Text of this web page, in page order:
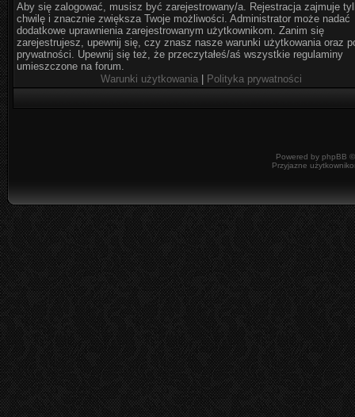
Aby się zalogować, musisz być zarejestrowany/a. Rejestracja zajmuje
chwilę i znacznie zwiększa Twoje możliwości. Administrator może nadać
dodatkowe uprawnienia zarejestrowanym użytkownikom. Zanim się
zarejestrujesz, upewnij się, czy znasz nasze warunki użytkowania oraz
prywatności. Upewnij się też, że przeczytałeś/aś wszystkie regulaminy
umieszczone na forum.
Warunki użytkowania| Polityka prywatności
Powered by phpBB
Przyjazne